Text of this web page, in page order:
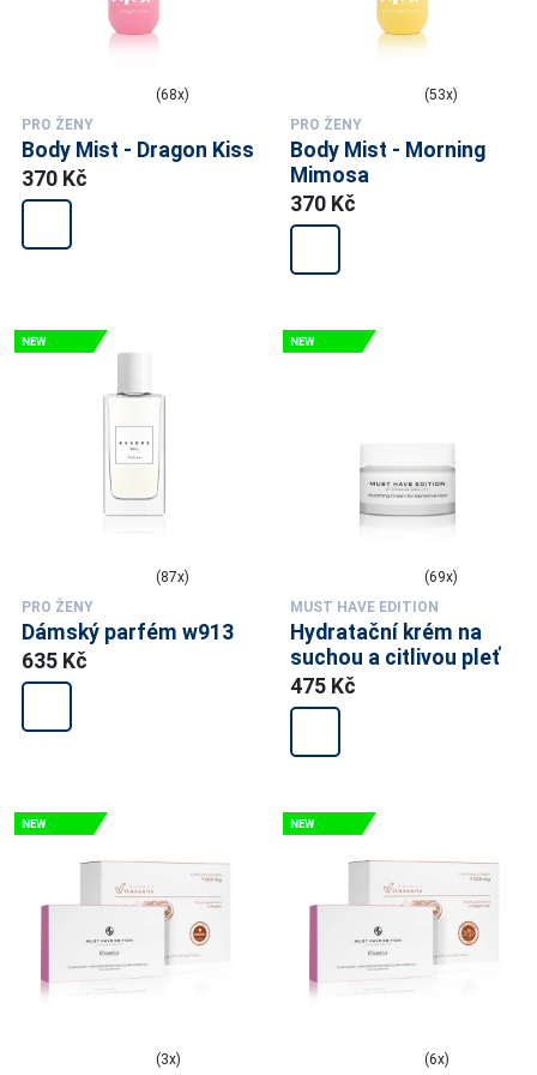
(68x)
PRO ŽENY
Body Mist - Dragon Kiss
370 Kč
(53x)
PRO ŽENY
Body Mist - Morning
Mimosa
370 Kč
(87x)
PRO ŽENY
Dámský parfém w913
635 Kč
(69x)
MUST HAVE EDITION
Hydratační krém na
suchou a citlivou pleť
475 Kč
(3x) (6x)